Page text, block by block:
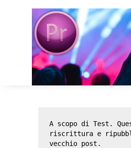
A scopo di Test.
riscrittura e
vecchio post.